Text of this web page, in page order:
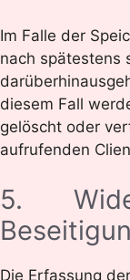
Im Falle der
nach spätestens
diesem Fall
gelöscht oder
aufrufenden
5.
Die Erfassung